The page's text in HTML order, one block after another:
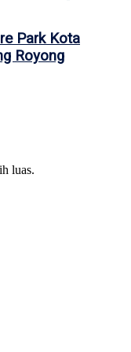
Park Kota
Royong
luas.